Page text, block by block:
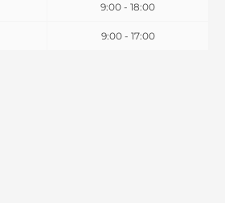
9:00 - 18:00
9:00 - 17:00